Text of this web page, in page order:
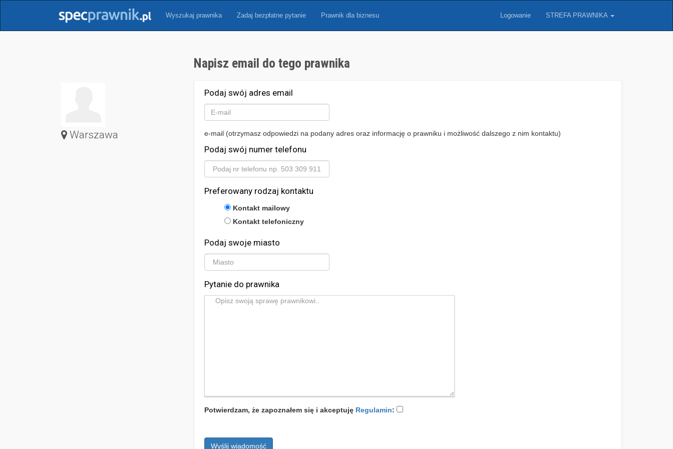
Wyszukaj prawnika Zadaj bezpłatne pytanie Prawnik dla biznesu Logowanie STREFA PRAWNIKA
Napisz email do tego prawnika
Warszawa
Podaj swój adres email
e-mail (otrzymasz odpowiedzi na podany adres oraz informację o prawniku i możliwość dalszego z nim kontaktu)
Podaj swój numer telefonu
Preferowany rodzaj kontaktu
Kontakt mailowy
Kontakt telefoniczny
Podaj swoje miasto
Pytanie do prawnika
Potwierdzam, że zapoznałem się i akceptuję Regulamin:
Wyślij wiadomość